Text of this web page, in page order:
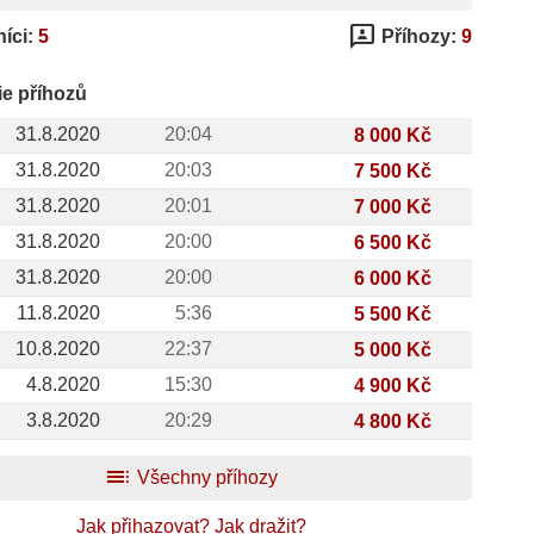
5 3p Příhozy: 9
příhozů
31.8.2020
20:04
8 000 Kč
31.8.2020
20:03
7 500 Kč
31.8.2020
20:01
7 000 Kč
31.8.2020
20:00
6 500 Kč
31.8.2020
20:00
6 000 Kč
11.8.2020
5:36
5 500 Kč
10.8.2020
22:37
5 000 Kč
4.8.2020
15:30
4 900 Kč
3.8.2020
20:29 4 800 Kč
toc Všechny příhozy
Jak přihazovat? Jak dražit?